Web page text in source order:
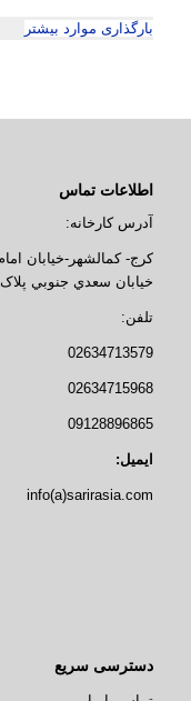
بارگذاری موارد بیشتر
اطلاعات تماس
آدرس کارخانه:
خيابان سعدي جنوبي پلاک 21
تلفن:
02634713579
02634715968
09128896865
ایمیل:
info(a)sarirasia.com
دسترسی سریع